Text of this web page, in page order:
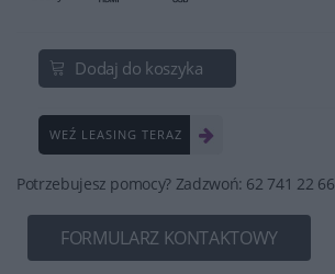
Dodaj do koszyka
WEŹ LEASING TERAZ
Potrzebujesz pomocy? Zadzwoń: 62 741 22 66
FORMULARZ KONTAKTOWY